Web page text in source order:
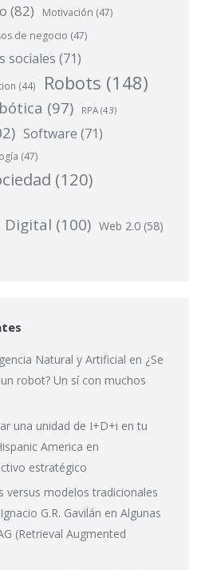
(82) Motivación (47)
de negocio (47)
sociales (71)
(44) Robots (148)
(97) RPA (43)
Software (71)
(47)
(120)
Digital (100) Web 2.0 (58)
Natural y Artificial en ¿Se
robot? Un sí con muchos
una unidad de I+D+i en tu
America en
estratégico
versus modelos tradicionales
G.R. Gavilán en Algunas
(Retrieval Augmented